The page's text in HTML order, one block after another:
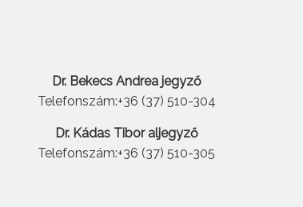
Dr. Bekecs Andrea jegyző
Telefonszám:+36 (37) 510-304
Dr. Kádas Tibor aljegyző
Telefonszám:+36 (37) 510-305